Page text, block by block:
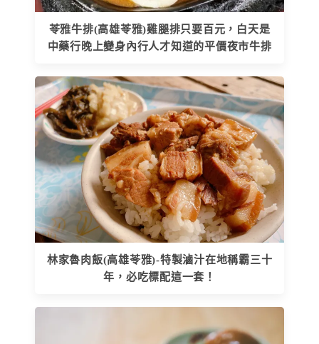
苓雅牛排(高雄苓雅)雞腿排只要百元，白天是
中藥行晚上變身內行人才知道的平價夜市牛排
林家魯肉飯(高雄苓雅)-特製滷汁在地稱霸三十
年，必吃標配這一套！